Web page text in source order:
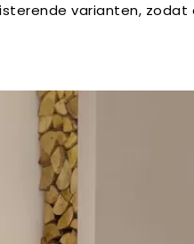
varianten, zodat